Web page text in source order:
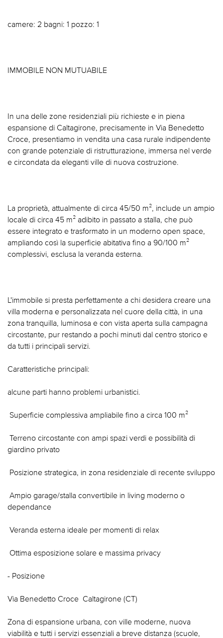
camere: 2 bagni: 1 pozzo: 1
IMMOBILE NON MUTUABILE
In una delle zone residenziali più richieste e in piena
espansione di Caltagirone, precisamente in Via Benedetto
Croce, presentiamo in vendita una casa rurale indipendente
con grande potenziale di ristrutturazione, immersa nel verde
e circondata da eleganti ville di nuova costruzione.
La proprietà, attualmente di circa 45/50 m², include un ampio
locale di circa 45 m² adibito in passato a stalla, che può
essere integrato e trasformato in un moderno open space,
ampliando così la superficie abitativa fino a 90/100 m²
complessivi, esclusa la veranda esterna.
L'immobile si presta perfettamente a chi desidera creare una
villa moderna e personalizzata nel cuore della città, in una
zona tranquilla, luminosa e con vista aperta sulla campagna
circostante, pur restando a pochi minuti dal centro storico e
da tutti i principali servizi.
Caratteristiche principali:
alcune parti hanno problemi urbanistici.
 Superficie complessiva ampliabile fino a circa 100 m²
 Terreno circostante con ampi spazi verdi e possibilità di
giardino privato
 Posizione strategica, in zona residenziale di recente sviluppo
 Ampio garage/stalla convertibile in living moderno o
dependance
 Veranda esterna ideale per momenti di relax
 Ottima esposizione solare e massima privacy
- Posizione
Via Benedetto Croce  Caltagirone (CT)
Zona di espansione urbana, con ville moderne, nuova
viabilità e tutti i servizi essenziali a breve distanza (scuole,